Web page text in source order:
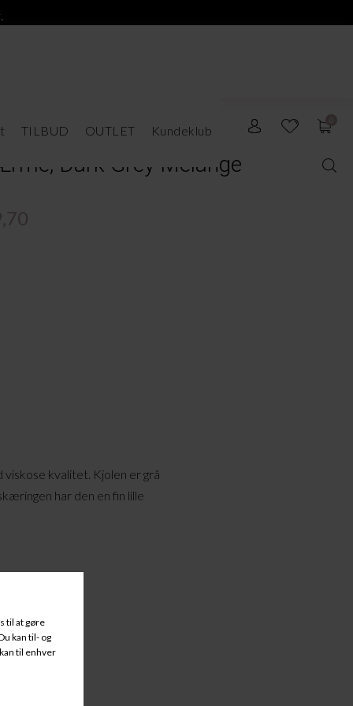
TILBUD OUTLET Kundeklub
Dark Grey Melange
viskose kvalitet. Kjolen er grå
har den en fin lille